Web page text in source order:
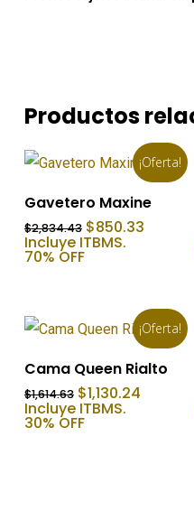
Productos
¡Oferta!
Añadir Al Carrito
Gavetero Maxine
$2,834.43 El
precio
original
$850.33El
Incluye ITBMS.
70% OFF
¡Oferta!
Añadir Al Carrito
Cama Queen Rialto
$1,614.63 El
precio
original
$1,130.24El
Incluye ITBMS.
30% OFF